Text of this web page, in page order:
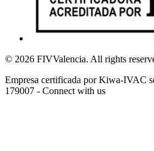
© 2026 FIVValencia. All rights
Empresa certificada por Kiwa-IVAC
179007 - Connect with us